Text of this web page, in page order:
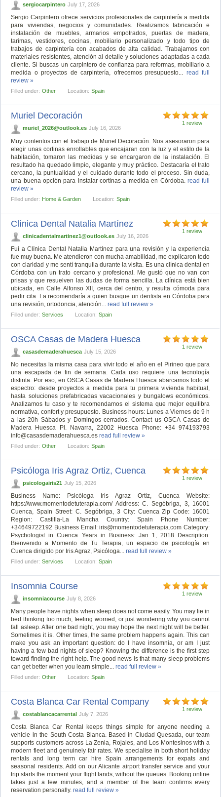
sergiocarpintero July 17, 2026
Sergio Carpintero ofrece servicios profesionales de carpintería a medida
para viviendas, negocios y comunidades. Realizamos fabricación e
instalación de muebles, armarios empotrados, puertas de madera,
tarimas, vestidores, cocinas, mobiliario personalizado y todo tipo de
trabajos de carpintería con acabados de alta calidad. Trabajamos con
materiales resistentes, atención al detalle y soluciones adaptadas a cada
cliente. Si buscas un carpintero de confianza para reformas, mobiliario a
medida o proyectos de carpintería, ofrecemos presupuesto... read full
review »
Filled under: Other Location: Spain
1 review
Muriel Decoración
muriel_2026@outlook.es July 16, 2026
Muy contentos con el trabajo de Muriel Decoración. Nos asesoraron para
elegir unas cortinas enrollables que encajaran con la luz y el estilo de la
habitación, tomaron las medidas y se encargaron de la instalación. El
resultado ha quedado limpio, elegante y muy práctico. Destacaría el trato
cercano, la puntualidad y el cuidado durante todo el proceso. Sin duda,
una buena opción para instalar cortinas a medida en Córdoba. read full
review »
Filled under: Home & Garden Location: Spain
1 review
Clínica Dental Natalia Martínez
clinicadentalmartinez1@outlook.es July 16, 2026
Fui a Clínica Dental Natalia Martínez para una revisión y la experiencia
fue muy buena. Me atendieron con mucha amabilidad, me explicaron todo
con claridad y me sentí tranquila durante la visita. Es una clínica dental en
Córdoba con un trato cercano y profesional. Me gustó que no van con
prisas y que resuelven las dudas de forma sencilla. La clínica está bien
ubicada, en Calle Alfonso XII, cerca del centro, y resulta cómoda para
pedir cita. La recomendaría a quien busque un dentista en Córdoba para
una revisión, ortodoncia, atención...read full review »
Filled under: Services Location: Spain
1 review
OSCA Casas de Madera Huesca
casasdemaderahuesca July 15, 2026
No necesitas la misma casa para vivir todo el año en el Pirineo que para
una escapada de fin de semana. Cada uso requiere una tecnología
distinta. Por eso, en OSCA Casas de Madera Huesca abarcamos todo el
espectro: desde proyectos a medida para tu primera vivienda habitual,
hasta soluciones prefabricadas vacacionales y bungalows económicos.
Analizamos tu caso y te recomendamos el sistema que mejor equilibra
normativa, confort y presupuesto. Business hours: Lunes a Viernes de 9 h
a las 20h Sábados y Domingos cerrados. Contact us OSCA Casas de
Madera Huesca Pl. Navarra, 22002 Huesca Phone: +34 974193793
info@casasdemaderahuesca.es read full review »
Filled under: Other Location: Spain
1 review
Psicóloga Iris Agraz Ortiz, Cuenca
psicologairis21 July 15, 2026
Business Name: Psicóloga Iris Agraz Ortiz, Cuenca Website:
https://www.momentodetuterapia.com/ Address: C. Segóbriga, 3, 16001
Cuenca, Spain Street: C. Segóbriga, 3 City: Cuenca Zip Code: 16001
Region: Castilla-La Mancha Country: Spain Phone Number:
+34649722192 Business Email:iris@momentodetuterapia.com Category:
Psychologist in Cuenca Years in Business: Jan 1, 2018 Description:
Bienvenido a Momento de Tu Terapia, un espacio de psicología en
Cuenca dirigido por Iris Agraz, Psicóloga...read full review »
Filled under: Services Location: Spain
1 review
Insomnia Course
insomniacourse July 8, 2026
Many people have nights when sleep does not come easily. You may lie in
bed thinking too much, feeling worried, or just wondering why you cannot
fall asleep. After one bad night, you may hope the next night will be better.
Sometimes it is. Other times, the same problem happens again. This can
make you ask an important question: do I have insomnia, or am I just
having a few bad nights of sleep? Knowing the difference is the first step
toward finding the right help. The good news is that many sleep problems
can get better when you learn simple...read full review »
Filled under: Other Location: Spain
1 review
Costa Blanca Car Rental Company
costablancacarrental July 7, 2026
Costa Blanca Car Rental keeps things simple for anyone needing a
vehicle in the South Costa Blanca. Based in Ciudad Quesada, our team
supports customers across La Zenia, Rojales, and Los Montesinos with a
modern fleet and genuinely fair rates. We specialise in both short holiday
rentals and long term car hire Spain arrangements for expats and
seasonal residents. Add on our Alicante airport transfer service and your
trip starts the moment your flight lands, without the queues. Booking online
takes just a few minutes, and a member of the team confirms every
reservation personally.read full review »